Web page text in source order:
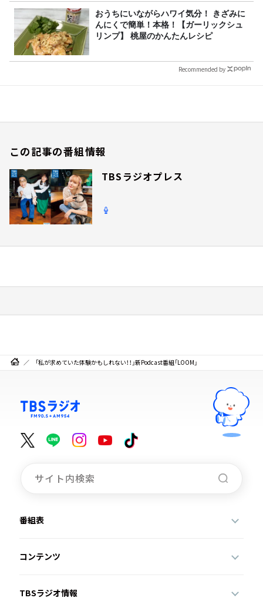
おうちにいながらハワイ気分！ きざみに
んにくで簡単！本格！【ガーリックシュ
リンプ】 桃屋のかんたんレシピ
Recommended by
この記事の番組情報
TBSラジオプレス
「私が求めていた体験かもしれない！！」新Podcast番組「LOOM」
番組表
コンテンツ
TBSラジオ情報